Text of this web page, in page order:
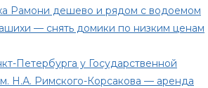
Рамони дешево и рядом с водоемом
— снять домики по низким ценам
Петербурга у Государственной
Н.А. Римского-Корсакова — аренда